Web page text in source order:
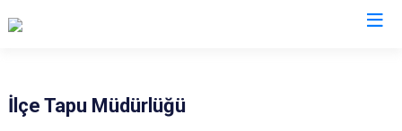
İlçe Tapu Müdürlüğü